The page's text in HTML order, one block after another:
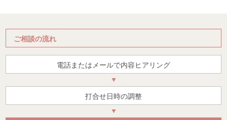
ご相談の流れ
電話またはメールで内容ヒアリング
打合せ日時の調整